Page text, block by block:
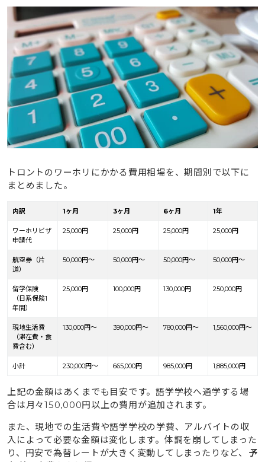
トロントのワーホリにかかる費用相場を、期間別で以下に
まとめました。
内訳 1ヶ月 3ヶ月 6ヶ月 1年
ワーホリビザ
申請代
25,000円 25,000円 25,000円 25,000円
航空券（片
道）
50,000円〜 50,000円〜 50,000円〜 50,000円〜
留学保険
（日系保険1
年間）
25,000円 100,000円 130,000円 250,000円
現地生活費
（滞在費・食
費含む）
130,000円〜 390,000円〜 780,000円〜 1,560,000円〜
小計 230,000円〜 665,000円 985,000円 1,885,000円
上記の金額はあくまでも目安です。語学学校へ通学する場
合は月々150,000円以上の費用が追加されます。
また、現地での生活費や語学学校の学費、アルバイトの収
入によって必要な金額は変化します。体調を崩してしまった
り、円安で為替レートが大きく変動してしまったりなど、
予